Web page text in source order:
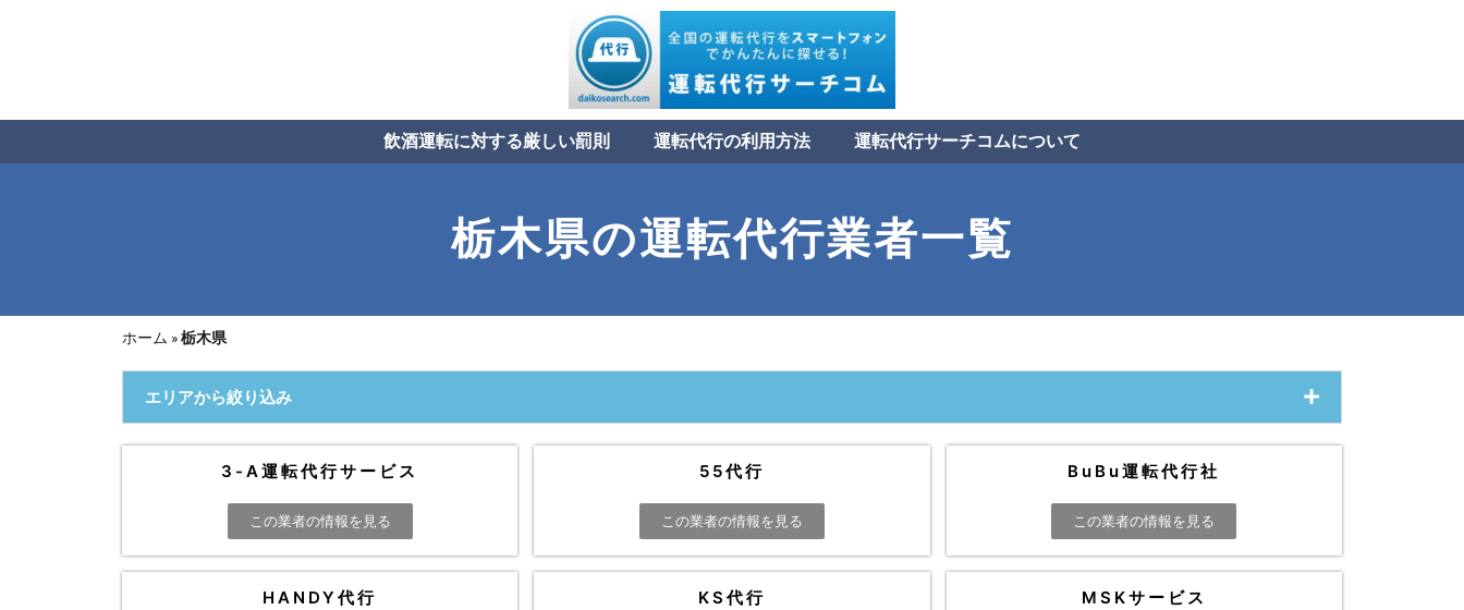
飲酒運転に対する厳しい罰則 運転代行の利用方法 運転代行サーチコムについて
栃木県の運転代行業者一覧
ホーム »栃木県
エリアから絞り込み
3-A運転代行サービス
この業者の情報を見る
55代行
この業者の情報を見る
BuBu運転代行社
この業者の情報を見る
HANDY代行 KS代行 MSKサービス